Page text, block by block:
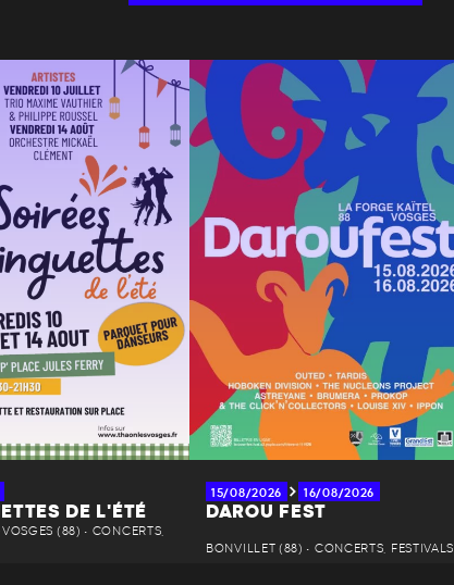
DE L'ÉTÉ
(88) • CONCERTS,
15/08/2026 16/08/2026
DAROU FEST
BONVILLET (88) • CONCERTS, FESTIVALS